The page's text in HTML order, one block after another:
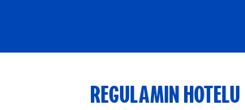
REGULAMIN HOTELU